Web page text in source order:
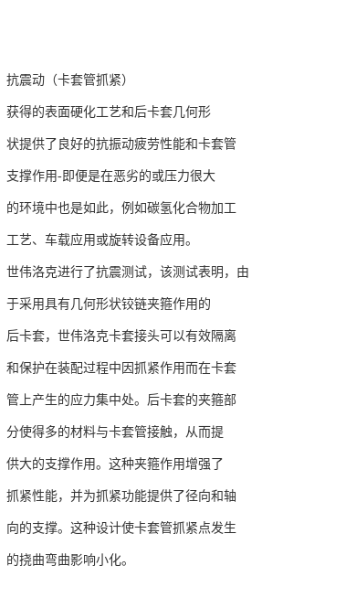
抗震动（卡套管抓紧）
获得的表面硬化工艺和后卡套几何形
状提供了良好的抗振动疲劳性能和卡套管
支撑作用-即便是在恶劣的或压力很大
的环境中也是如此，例如碳氢化合物加工
工艺、车载应用或旋转设备应用。
世伟洛克进行了抗震测试，该测试表明，由
于采用具有几何形状铰链夹箍作用的
后卡套，世伟洛克卡套接头可以有效隔离
和保护在装配过程中因抓紧作用而在卡套
管上产生的应力集中处。后卡套的夹箍部
分使得多的材料与卡套管接触，从而提
供大的支撑作用。这种夹箍作用增强了
抓紧性能，并为抓紧功能提供了径向和轴
向的支撑。这种设计使卡套管抓紧点发生
的挠曲弯曲影响小化。